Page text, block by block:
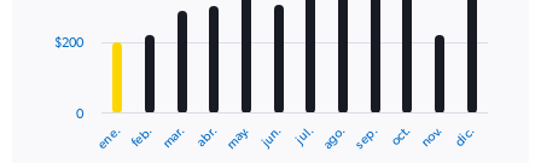
The
ene. feb. mar. abr. may. jun. jul. ago. sep. oct. nov. dic.
0
$200